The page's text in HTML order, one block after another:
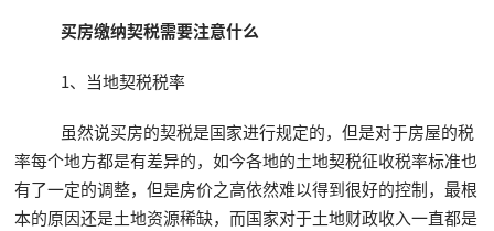
买房缴纳契税需要注意什么
1、当地契税税率
虽然说买房的契税是国家进行规定的，但是对于房屋的税
率每个地方都是有差异的，如今各地的土地契税征收税率标准也
有了一定的调整，但是房价之高依然难以得到很好的控制，最根
本的原因还是土地资源稀缺，而国家对于土地财政收入一直都是